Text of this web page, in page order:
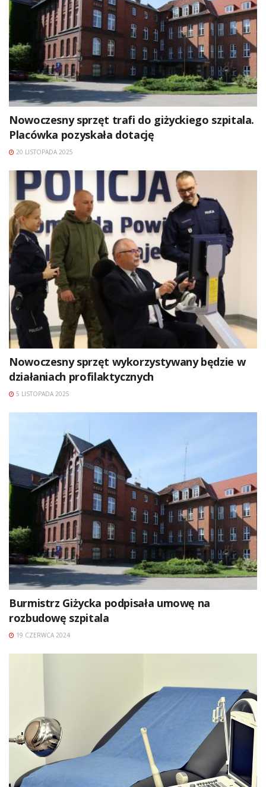
Nowoczesny sprzęt trafi do giżyckiego szpitala.
Placówka pozyskała dotację
20 LISTOPADA 2025
Nowoczesny sprzęt wykorzystywany będzie w
działaniach profilaktycznych
5 LISTOPADA 2025
Burmistrz Giżycka podpisała umowę na
rozbudowę szpitala
19 CZERWCA 2024